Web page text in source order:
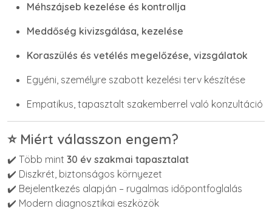
Méhszájseb kezelése és kontrollja
Meddőség kivizsgálása, kezelése
Koraszülés és vetélés megelőzése, vizsgálatok
Egyéni, személyre szabott kezelési terv készítése
Empatikus, tapasztalt szakemberrel való konzultáció
⭐ Miért válasszon engem?
✔️ Több mint 30 év szakmai tapasztalat
✔️ Diszkrét, biztonságos környezet
✔️ Bejelentkezés alapján – rugalmas időpontfoglalás
✔️ Modern diagnosztikai eszközök